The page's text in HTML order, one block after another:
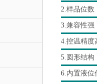
2.样品位数
3.兼容性强
4.控温精度
5.圆形结构
6.内置液位